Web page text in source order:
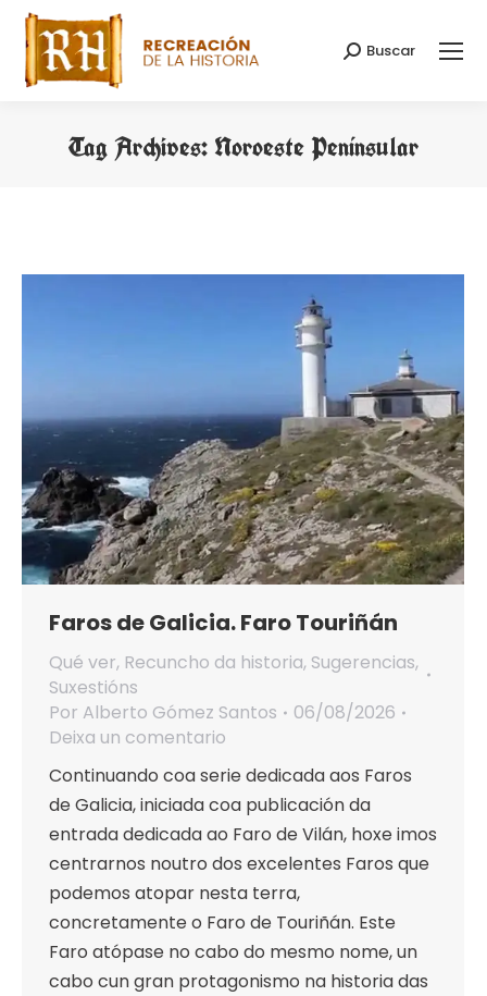
Search:
Buscar
Tag Archives: Noroeste Penínsular
Faros de Galicia. Faro Touriñán
Qué ver, Recuncho da historia, Sugerencias,
Suxestións
Por Alberto Gómez Santos
06/08/2026
Deixa un comentario
Continuando coa serie dedicada aos Faros
de Galicia, iniciada coa publicación da
entrada dedicada ao Faro de Vilán, hoxe imos
centrarnos noutro dos excelentes Faros que
podemos atopar nesta terra,
concretamente o Faro de Touriñán. Este
Faro atópase no cabo do mesmo nome, un
cabo cun gran protagonismo na historia das